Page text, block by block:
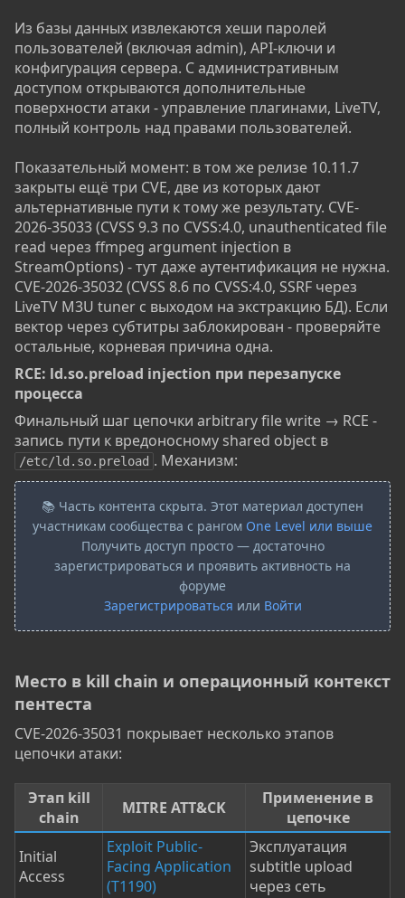
Из базы данных извлекаются хеши паролей
пользователей (включая admin), API-ключи и
конфигурация сервера. С административным
доступом открываются дополнительные
поверхности атаки - управление плагинами, LiveTV,
полный контроль над правами пользователей.
Показательный момент: в том же релизе 10.11.7
закрыты ещё три CVE, две из которых дают
альтернативные пути к тому же результату. CVE-
2026-35033 (CVSS 9.3 по CVSS:4.0, unauthenticated file
read через ffmpeg argument injection в
StreamOptions) - тут даже аутентификация не нужна.
CVE-2026-35032 (CVSS 8.6 по CVSS:4.0, SSRF через
LiveTV M3U tuner с выходом на экстракцию БД). Если
вектор через субтитры заблокирован - проверяйте
остальные, корневая причина одна.
RCE: ld.so.preload injection при перезапуске
процесса​
Финальный шаг цепочки arbitrary file write → RCE -
запись пути к вредоносному shared object в
/etc/ld.so.preload . Механизм:
📚 Часть контента скрыта. Этот материал доступен
участникам сообщества с рангом One Level или выше
Получить доступ просто — достаточно
зарегистрироваться и проявить активность на
форуме
Зарегистрироваться или Войти
Место в kill chain и операционный контекст
пентеста​
CVE-2026-35031 покрывает несколько этапов
цепочки атаки:
Этап kill
chain
MITRE ATT&CK
Применение в
цепочке
Initial
Access
Exploit Public-
Facing Application
(T1190)
Эксплуатация
subtitle upload
через сеть